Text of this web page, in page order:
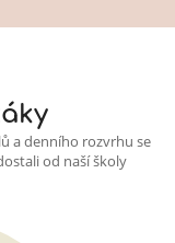
a denního rozvrhu se
od naší školy